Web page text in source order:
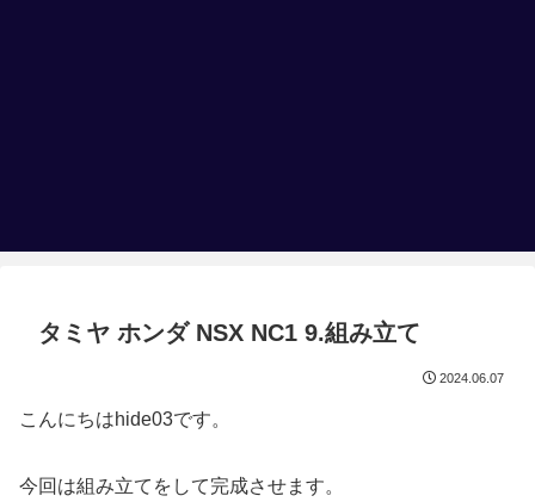
タミヤ ホンダ NSX NC1 9.組み立て
2024.06.07
こんにちはhide03です。
今回は組み立てをして完成させます。